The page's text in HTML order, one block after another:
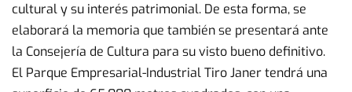
cultural y su interés patrimonial. De esta forma, se
elaborará la memoria que también se presentará ante
la Consejería de Cultura para su visto bueno definitivo.
El Parque Empresarial-Industrial Tiro Janer tendrá una